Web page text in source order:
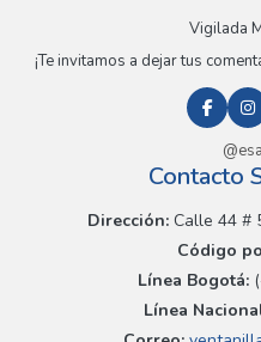
Vigilada
¡Te invitamos a dejar tus
Contacto
Dirección:Calle 44 #
Código
Línea Bogotá:
Línea